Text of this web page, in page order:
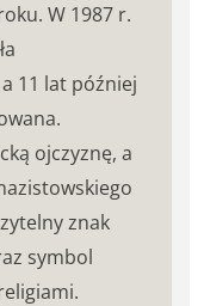
W 1987 r.
11 lat później
ojczyznę, a
znak
symbol